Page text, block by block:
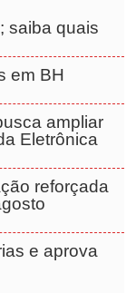
saiba quais
em BH
ampliar
Eletrônica
reforçada
e aprova